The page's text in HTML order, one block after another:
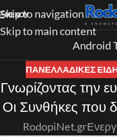
Skip to navigation
Skip to main content
ΜΕΝΟΎ
Android
ΠΑΝΕΛΛΑΔΙΚΈΣ
Γνωρίζοντας την
Οι Συνθήκες που
19ο αιώνα
RodopiNet.gr